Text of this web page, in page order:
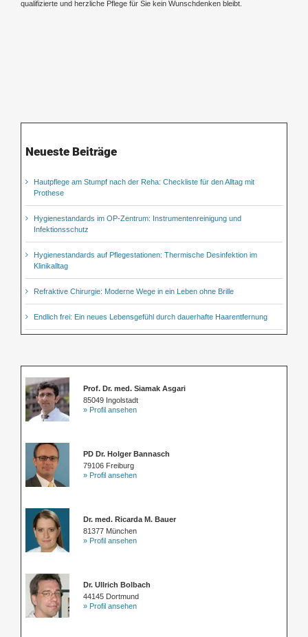
qualifizierte und herzliche Pflege für Sie kein Wunschdenken bleibt.
Neueste Beiträge
Hautpflege am Stumpf nach der Reha: Checkliste für den Alltag mit
Prothese
Hygienestandards im OP-Zentrum: Instrumentenreinigung und
Infektionsschutz
Hygienestandards auf Pflegestationen: Thermische Desinfektion im
Klinikalltag
Refraktive Chirurgie: Moderne Wege in ein Leben ohne Brille
Endlich frei: Ein neues Lebensgefühl durch dauerhafte Haarentfernung
Prof. Dr. med. Siamak Asgari
85049 Ingolstadt
» Profil ansehen
PD Dr. Holger Bannasch
79106 Freiburg
» Profil ansehen
Dr. med. Ricarda M. Bauer
81377 München
» Profil ansehen
Dr. Ullrich Bolbach
44145 Dortmund
» Profil ansehen